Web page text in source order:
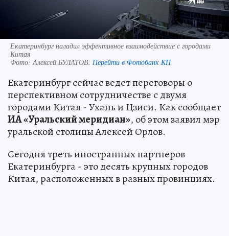
Екатеринбург наладил эффективное взаимодействие с городами
Китая
Фото: Алексей БУЛАТОВ. Перейти в Фотобанк КП
Екатеринбург сейчас ведет переговоры о
перспективном сотрудничестве с двумя
городами Китая - Ухань и Цзиси. Как сообщает
ИА «Уральский меридиан», об этом заявил мэр
уральской столицы Алексей Орлов.
Сегодня треть иностранных партнеров
Екатеринбурга - это десять крупных городов
Китая, расположенных в разных провинциях.